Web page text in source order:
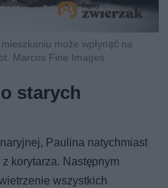
może wpłynąć na
Marcos Fine Images
starych
Paulina natychmiast
korytarza. Następnym
wszystkich